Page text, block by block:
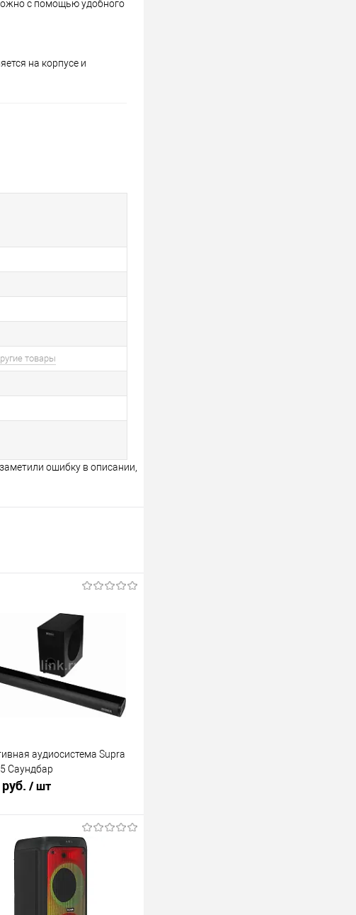
с помощью удобного
на корпусе и
товары
ошибку в описании,
аудиосистема Supra
Саундбар
/ шт
В корзину
К сравнению